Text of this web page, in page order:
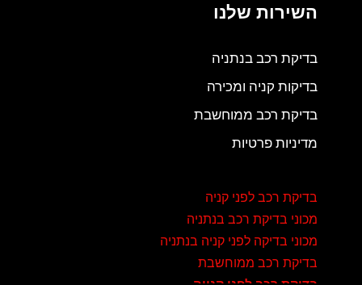
השירות שלנו
בדיקת רכב בנתניה
בדיקות קניה ומכירה
בדיקת רכב ממוחשבת
מדיניות פרטיות
בדיקת רכב לפני קניה
מכוני בדיקת רכב בנתניה
מכוני בדיקה לפני קניה בנתניה
בדיקת רכב ממוחשבת